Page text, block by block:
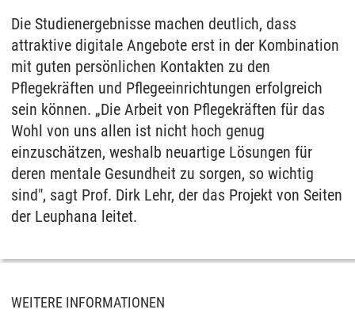
Die Studienergebnisse machen deutlich, dass
attraktive digitale Angebote erst in der Kombination
mit guten persönlichen Kontakten zu den
Pflegekräften und Pflegeeinrichtungen erfolgreich
sein können. „Die Arbeit von Pflegekräften für das
Wohl von uns allen ist nicht hoch genug
einzuschätzen, weshalb neuartige Lösungen für
deren mentale Gesundheit zu sorgen, so wichtig
sind", sagt Prof. Dirk Lehr, der das Projekt von Seiten
der Leuphana leitet.
WEITERE INFORMATIONEN